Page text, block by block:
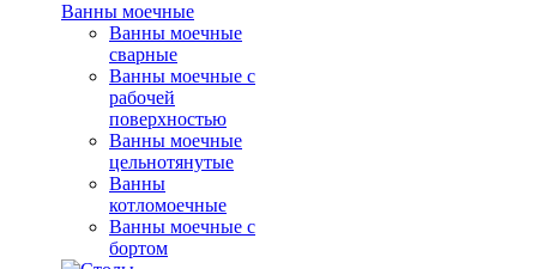
Ванны моечные
Ванны моечные
сварные
Ванны моечные с
рабочей
поверхностью
Ванны моечные
цельнотянутые
Ванны
котломоечные
Ванны моечные с
бортом